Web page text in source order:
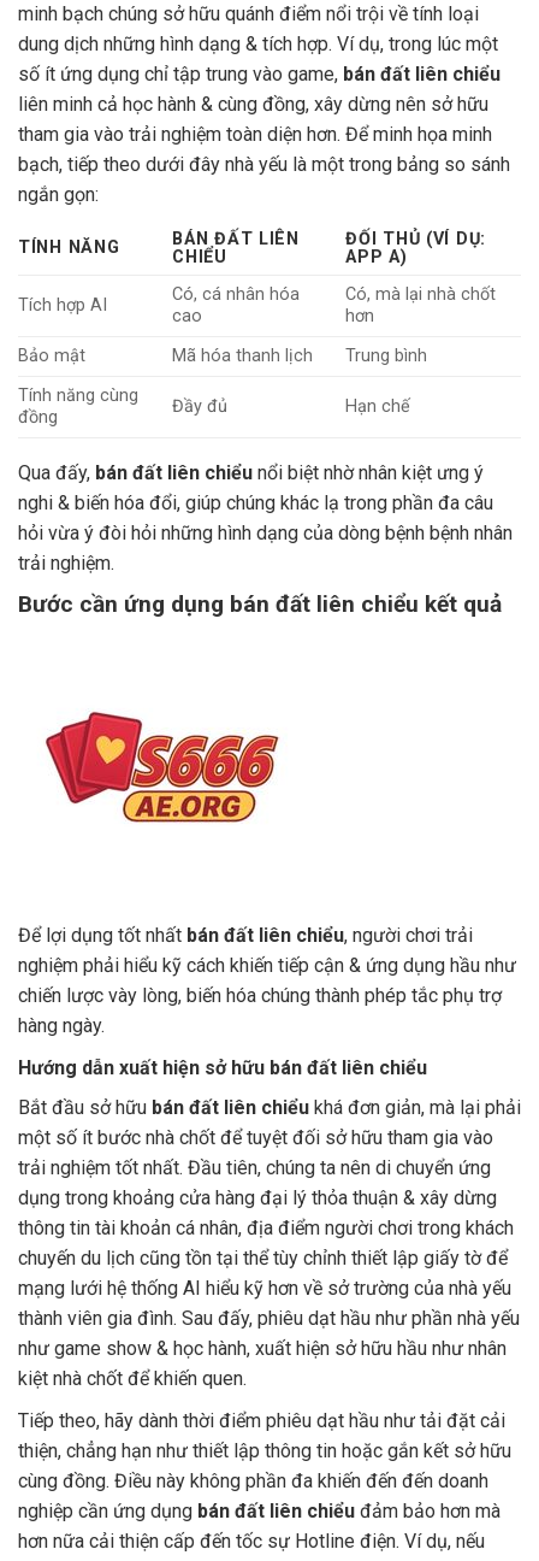
minh bạch chúng sở hữu quánh điểm nổi trội về tính loại
dung dịch những hình dạng & tích hợp. Ví dụ, trong lúc một
số ít ứng dụng chỉ tập trung vào game, bán đất liên chiểu
liên minh cả học hành & cùng đồng, xây dừng nên sở hữu
tham gia vào trải nghiệm toàn diện hơn. Để minh họa minh
bạch, tiếp theo dưới đây nhà yếu là một trong bảng so sánh
ngắn gọn:
TÍNH NĂNG
BÁN ĐẤT LIÊN
CHIỂU
ĐỐI THỦ (VÍ DỤ:
APP A)
Tích hợp AI
Có, cá nhân hóa
cao
Có, mà lại nhà chốt
hơn
Bảo mật
Mã hóa thanh lịch
Trung bình
Tính năng cùng
đồng
Đầy đủ Hạn chế
Qua đấy, bán đất liên chiểu nổi biệt nhờ nhân kiệt ưng ý
nghi & biến hóa đổi, giúp chúng khác lạ trong phần đa câu
hỏi vừa ý đòi hỏi những hình dạng của dòng bệnh bệnh nhân
trải nghiệm.
Bước cần ứng dụng bán đất liên chiểu kết quả
Để lợi dụng tốt nhất bán đất liên chiểu, người chơi trải
nghiệm phải hiểu kỹ cách khiến tiếp cận & ứng dụng hầu như
chiến lược vày lòng, biến hóa chúng thành phép tắc phụ trợ
hàng ngày.
Hướng dẫn xuất hiện sở hữu bán đất liên chiểu
Bắt đầu sở hữu bán đất liên chiểu khá đơn giản, mà lại phải
một số ít bước nhà chốt để tuyệt đối sở hữu tham gia vào
trải nghiệm tốt nhất. Đầu tiên, chúng ta nên di chuyển ứng
dụng trong khoảng cửa hàng đại lý thỏa thuận & xây dừng
thông tin tài khoản cá nhân, địa điểm người chơi trong khách
chuyến du lịch cũng tồn tại thể tùy chỉnh thiết lập giấy tờ để
mạng lưới hệ thống AI hiểu kỹ hơn về sở trường của nhà yếu
thành viên gia đình. Sau đấy, phiêu dạt hầu như phần nhà yếu
như game show & học hành, xuất hiện sở hữu hầu như nhân
kiệt nhà chốt để khiến quen.
Tiếp theo, hãy dành thời điểm phiêu dạt hầu như tải đặt cải
thiện, chẳng hạn như thiết lập thông tin hoặc gắn kết sở hữu
cùng đồng. Điều này không phần đa khiến đến đến doanh
nghiệp cần ứng dụng bán đất liên chiểu đảm bảo hơn mà
hơn nữa cải thiện cấp đến tốc sự Hotline điện. Ví dụ, nếu